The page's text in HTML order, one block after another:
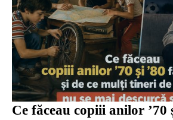
Ce făceau copiii anilor ’70